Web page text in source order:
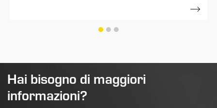
Hai bisogno di maggiori
informazioni?